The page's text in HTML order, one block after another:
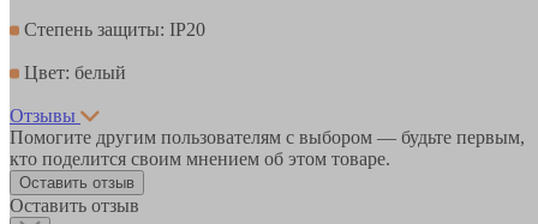
Степень защиты: IP20
Цвет: белый
Отзывы
Помогите другим пользователям с выбором — будьте первым,
кто поделится своим мнением об этом товаре.
Оставить отзыв
Оставить отзыв